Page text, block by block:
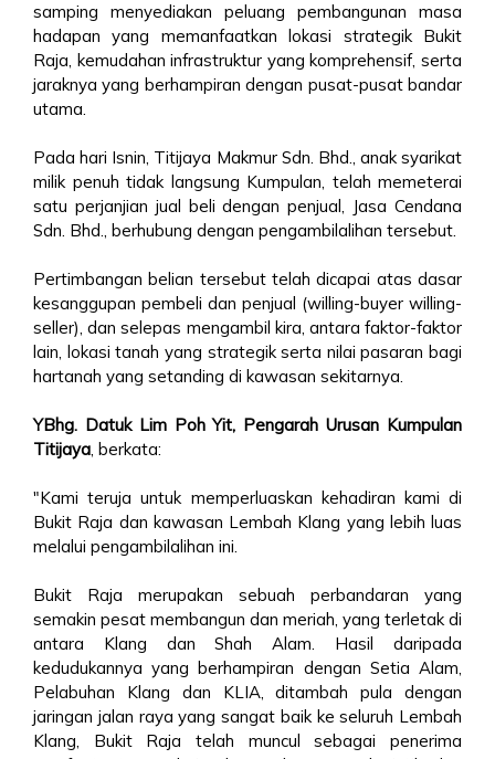
samping menyediakan peluang pembangunan masa
hadapan yang memanfaatkan lokasi strategik Bukit
Raja, kemudahan infrastruktur yang komprehensif, serta
jaraknya yang berhampiran dengan pusat-pusat bandar
utama.
Pada hari Isnin, Titijaya Makmur Sdn. Bhd., anak syarikat
milik penuh tidak langsung Kumpulan, telah memeterai
satu perjanjian jual beli dengan penjual, Jasa Cendana
Sdn. Bhd., berhubung dengan pengambilalihan tersebut.
Pertimbangan belian tersebut telah dicapai atas dasar
kesanggupan pembeli dan penjual (willing-buyer willing-
seller), dan selepas mengambil kira, antara faktor-faktor
lain, lokasi tanah yang strategik serta nilai pasaran bagi
hartanah yang setanding di kawasan sekitarnya.
YBhg. Datuk Lim Poh Yit, Pengarah Urusan Kumpulan
Titijaya, berkata:
"Kami teruja untuk memperluaskan kehadiran kami di
Bukit Raja dan kawasan Lembah Klang yang lebih luas
melalui pengambilalihan ini.
Bukit Raja merupakan sebuah perbandaran yang
semakin pesat membangun dan meriah, yang terletak di
antara Klang dan Shah Alam. Hasil daripada
kedudukannya yang berhampiran dengan Setia Alam,
Pelabuhan Klang dan KLIA, ditambah pula dengan
jaringan jalan raya yang sangat baik ke seluruh Lembah
Klang, Bukit Raja telah muncul sebagai penerima